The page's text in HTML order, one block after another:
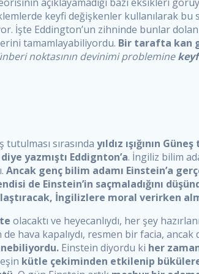
keyfi değişkenler kullanılarak bu
İşte Eddington’un zihninde bunlar
tamamlayabiliyordu. Bir tarafta kan
noktasının devinimi problemine
tutulması sırasında yıldız ışığının
diye yazmıştı Eddignton’a. İngiliz bilim
Ancak genç bilim adamı Einstein’a
de Einstein’in saçmaladığını
İngilizlere moral verirken
olacaktı ve heyecanlıydı, her şey
hava kapalıydı, resmen bir facia, ancak
Einstein diyordu ki her
kütle çekiminden etkilenip